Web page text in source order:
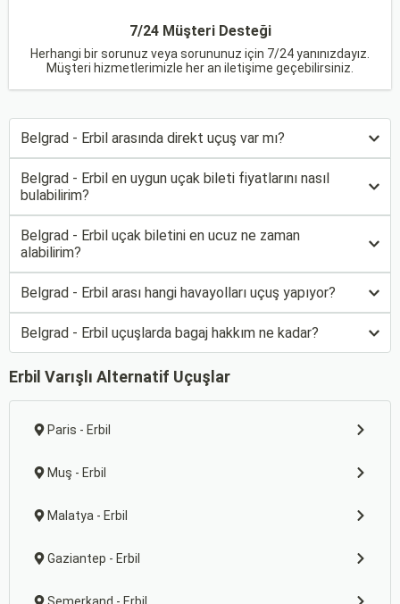
7/24 Müşteri Desteği
Herhangi bir sorunuz veya sorununuz için 7/24 yanınızdayız.
Müşteri hizmetlerimizle her an iletişime geçebilirsiniz.
Belgrad - Erbil arasında direkt uçuş var mı?
Belgrad - Erbil en uygun uçak bileti fiyatlarını nasıl
bulabilirim?
Belgrad - Erbil uçak biletini en ucuz ne zaman
alabilirim?
Belgrad - Erbil arası hangi havayolları uçuş yapıyor?
Belgrad - Erbil uçuşlarda bagaj hakkım ne kadar?
Erbil Varışlı Alternatif Uçuşlar
Paris - Erbil
Muş - Erbil
Malatya - Erbil
Gaziantep - Erbil